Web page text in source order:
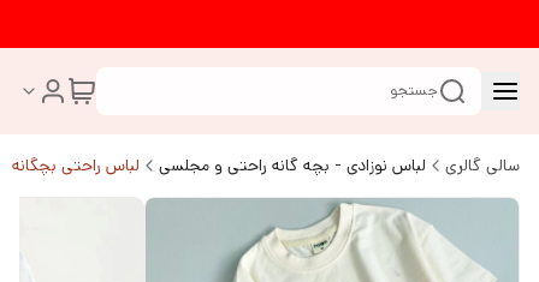
جستجو
سالی گالری لباس نوزادی - بچه گانه راحتی و مجلسی لباس راحتی بچگانه